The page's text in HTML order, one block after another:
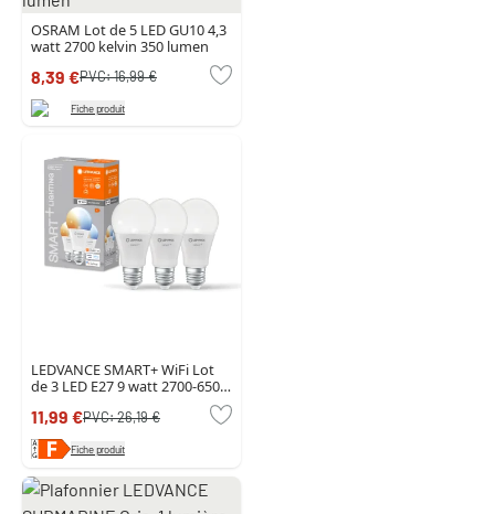
OSRAM Lot de 5 LED GU10 4,3
watt 2700 kelvin 350 lumen
8,39 €PVC:16,99 €
Fiche produit
LEDVANCE SMART+ WiFi Lot
de 3 LED E27 9 watt 2700-6500
11,99 €PVC:26,19 €
Fiche produit